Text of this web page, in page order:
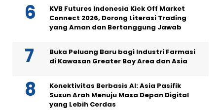
KVB Futures Indonesia Kick Off Market
Connect 2026, Dorong Literasi Trading
yang Aman dan Bertanggung Jawab
Buka Peluang Baru bagi Industri Farmasi
di Kawasan Greater Bay Area dan Asia
Konektivitas Berbasis AI: Asia Pasifik
Susun Arah Menuju Masa Depan Digital
yang Lebih Cerdas